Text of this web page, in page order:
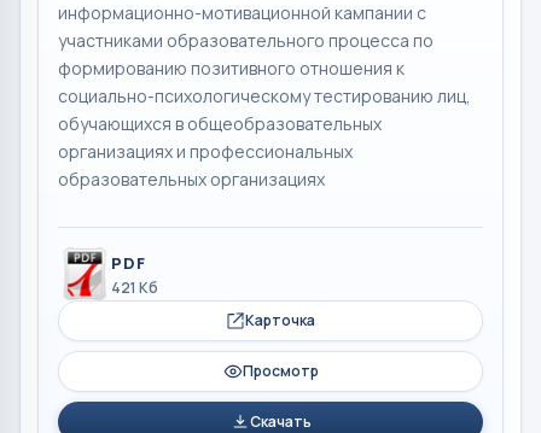
информационно-мотивационной кампании с
участниками образовательного процесса по
формированию позитивного отношения к
социально-психологическому тестированию лиц,
обучающихся в общеобразовательных
организациях и профессиональных
образовательных организациях
PDF
421 Кб
Карточка
Просмотр
Скачать